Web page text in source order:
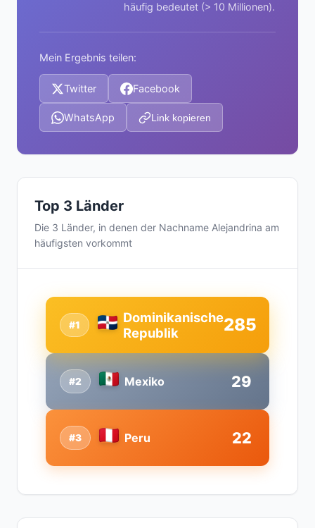
häufig bedeutet (> 10 Millionen).
Mein Ergebnis teilen:
Twitter Facebook
WhatsApp Link kopieren
Top 3 Länder
Die 3 Länder, in denen der Nachname Alejandrina am
häufigsten vorkommt
#2 Mexiko 29
#1
Dominikanische
Republik
285
#3 Peru 22